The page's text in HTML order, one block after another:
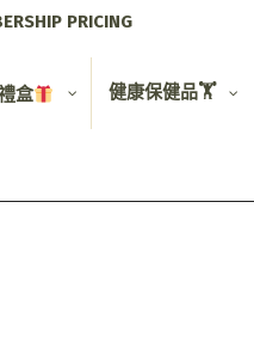
PRICING
盒 健康保健品🏋️